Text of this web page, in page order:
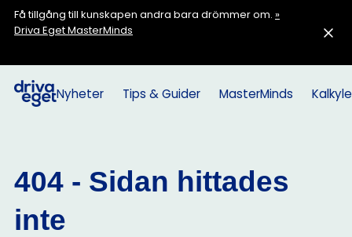
Få tillgång till kunskapen andra bara drömmer om. »
Driva Eget MasterMinds
Nyheter Tips & Guider MasterMinds
404 - Sidan hittades
inte